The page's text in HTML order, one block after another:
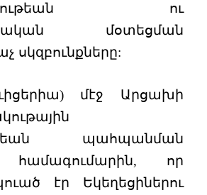
ու
մօտեցման
սկզբունքները:
մէջ Արցախի
պահպանման
համագումարին, որ
էր Եկեղեցիներու